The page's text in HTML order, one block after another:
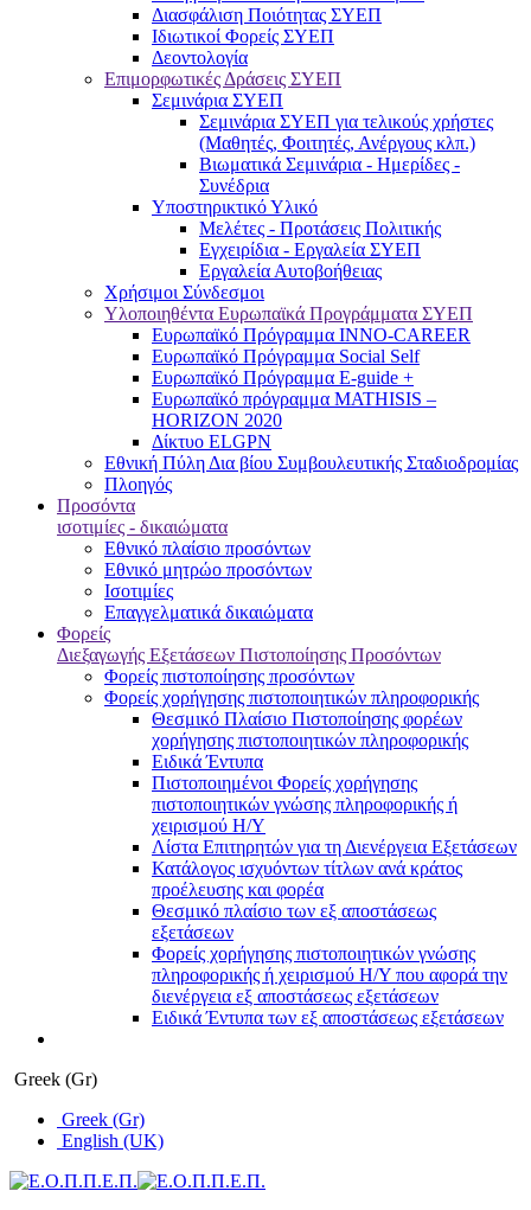
Διασφάλιση Ποιότητας ΣΥΕΠ
Ιδιωτικοί Φορείς ΣΥΕΠ
Δεοντολογία
Επιμορφωτικές Δράσεις ΣΥΕΠ
Σεμινάρια ΣΥΕΠ
Σεμινάρια ΣΥΕΠ για τελικούς χρήστες
(Μαθητές, Φοιτητές, Ανέργους κλπ.)
Βιωματικά Σεμινάρια - Ημερίδες -
Συνέδρια
Υποστηρικτικό Υλικό
Μελέτες - Προτάσεις Πολιτικής
Εγχειρίδια - Εργαλεία ΣΥΕΠ
Εργαλεία Αυτοβοήθειας
Χρήσιμοι Σύνδεσμοι
Υλοποιηθέντα Ευρωπαϊκά Προγράμματα ΣΥΕΠ
Ευρωπαϊκό Πρόγραμμα INNO-CAREER
Ευρωπαϊκό Πρόγραμμα Social Self
Ευρωπαϊκό Πρόγραμμα E-guide +
Ευρωπαϊκό πρόγραμμα MATHISIS –
HORIZON 2020
Δίκτυο ELGPN
Εθνική Πύλη Δια βίου Συμβουλευτικής Σταδιοδρομίας
Πλοηγός
Προσόντα
ισοτιμίες - δικαιώματα
Εθνικό πλαίσιο προσόντων
Εθνικό μητρώο προσόντων
Ισοτιμίες
Επαγγελματικά δικαιώματα
Φορείς
Διεξαγωγής Εξετάσεων Πιστοποίησης Προσόντων
Φορείς πιστοποίησης προσόντων
Φορείς χορήγησης πιστοποιητικών πληροφορικής
Θεσμικό Πλαίσιο Πιστοποίησης φορέων
χορήγησης πιστοποιητικών πληροφορικής
Ειδικά Έντυπα
Πιστοποιημένοι Φορείς χορήγησης
πιστοποιητικών γνώσης πληροφορικής ή
χειρισμού Η/Υ
Λίστα Επιτηρητών για τη Διενέργεια Εξετάσεων
Κατάλογος ισχυόντων τίτλων ανά κράτος
προέλευσης και φορέα
Θεσμικό πλαίσιο των εξ αποστάσεως
εξετάσεων
Φορείς χορήγησης πιστοποιητικών γνώσης
πληροφορικής ή χειρισμού Η/Υ που αφορά την
διενέργεια εξ αποστάσεως εξετάσεων
Ειδικά Έντυπα των εξ αποστάσεως εξετάσεων
Greek (Gr)
Greek (Gr)
English (UK)